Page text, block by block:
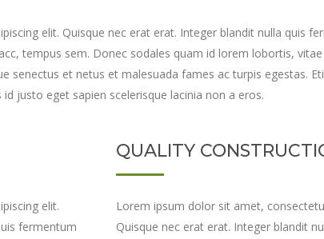
elit. Quisque nec erat erat. Integer blandit nulla quis
tempus sem. Donec sodales quam id lorem lobortis,
senectus et netus et malesuada fames ac turpis egestas.
justo eget sapien scelerisque lacinia non a eros.
elit.
fermentum
QUALITY
Lorem ipsum dolor sit amet,
Quisque nec erat erat. Integer blandit